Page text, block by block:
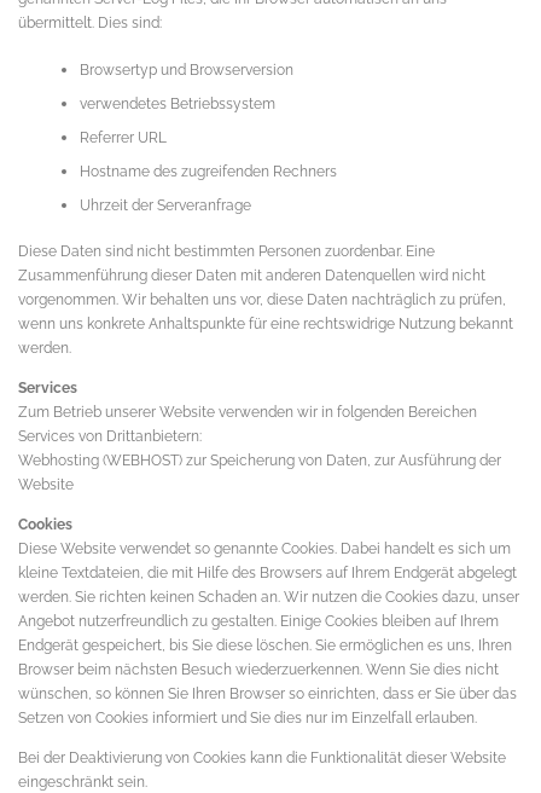
übermittelt. Dies sind:
Browsertyp und Browserversion
verwendetes Betriebssystem
Referrer URL
Hostname des zugreifenden Rechners
Uhrzeit der Serveranfrage
Diese Daten sind nicht bestimmten Personen zuordenbar. Eine
Zusammenführung dieser Daten mit anderen Datenquellen wird nicht
vorgenommen. Wir behalten uns vor, diese Daten nachträglich zu prüfen,
wenn uns konkrete Anhaltspunkte für eine rechtswidrige Nutzung bekannt
werden.
Services
Zum Betrieb unserer Website verwenden wir in folgenden Bereichen
Services von Drittanbietern:
Webhosting (WEBHOST) zur Speicherung von Daten, zur Ausführung der
Website
Cookies
Diese Website verwendet so genannte Cookies. Dabei handelt es sich um
kleine Textdateien, die mit Hilfe des Browsers auf Ihrem Endgerät abgelegt
werden. Sie richten keinen Schaden an. Wir nutzen die Cookies dazu, unser
Angebot nutzerfreundlich zu gestalten. Einige Cookies bleiben auf Ihrem
Endgerät gespeichert, bis Sie diese löschen. Sie ermöglichen es uns, Ihren
Browser beim nächsten Besuch wiederzuerkennen. Wenn Sie dies nicht
wünschen, so können Sie Ihren Browser so einrichten, dass er Sie über das
Setzen von Cookies informiert und Sie dies nur im Einzelfall erlauben.
Bei der Deaktivierung von Cookies kann die Funktionalität dieser Website
eingeschränkt sein.